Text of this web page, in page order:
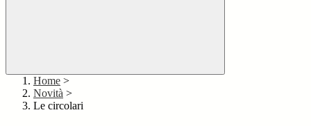
Home >
Novità >
Le circolari